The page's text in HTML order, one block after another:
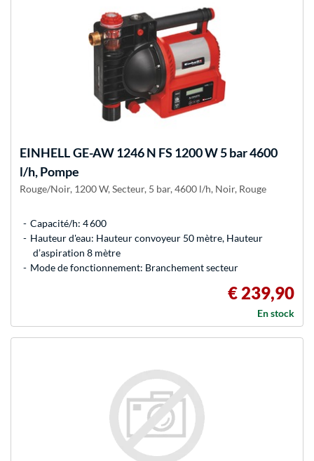
EINHELLGE-AW 1246 N FS 1200 W 5 bar 4600
l/h, Pompe
Rouge/Noir, 1200 W, Secteur, 5 bar, 4600 l/h, Noir, Rouge
Capacité/h: 4 600
Hauteur d'eau: Hauteur convoyeur 50 mètre, Hauteur
d’aspiration 8 mètre
Mode de fonctionnement: Branchement secteur
€ 239,90
En stock